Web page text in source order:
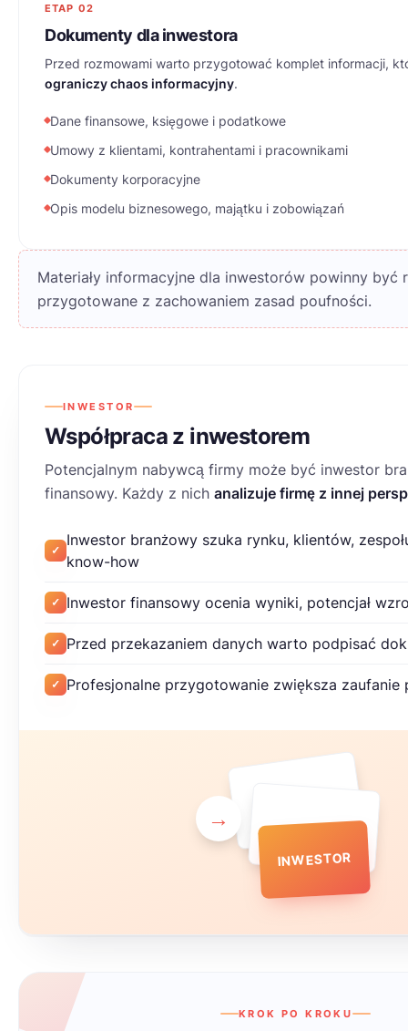
ETAP 02
Dokumenty dla inwestora
Przed rozmowami warto przygotować komplet informacji,
ograniczy chaos informacyjny.
Dane finansowe, księgowe i podatkowe
Umowy z klientami, kontrahentami i pracownikami
Dokumenty korporacyjne
Opis modelu biznesowego, majątku i zobowiązań
Materiały informacyjne dla inwestorów powinny być
przygotowane z zachowaniem zasad poufności.
INWESTOR
Współpraca z inwestorem
Potencjalnym nabywcą firmy może być inwestor
finansowy. Każdy z nich analizuje firmę z innej
✓
Inwestor branżowy szuka rynku, klientów,
know-how
✓ Inwestor finansowy ocenia wyniki, potencjał
✓ Przed przekazaniem danych warto podpisać
✓ Profesjonalne przygotowanie zwiększa zaufanie
INWESTOR
→
KROK PO KROKU